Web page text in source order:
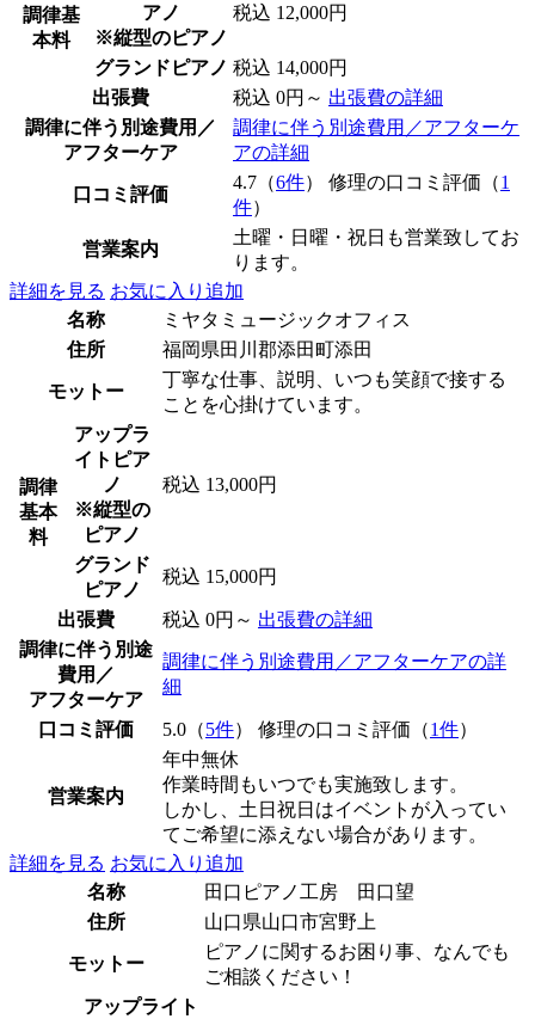
調律基
本料
アノ
※縦型のピアノ
税込 12,000円
グランドピアノ 税込 14,000円
出張費
税込 0円～ 出張費の詳細
調律に伴う別途費用／
アフターケア
調律に伴う別途費用／アフターケ
アの詳細
口コミ評価
4.7（6件） 修理の口コミ評価（1
件）
営業案内
土曜・日曜・祝日も営業致してお
ります。
詳細を見る お気に入り追加
名称
ミヤタミュージックオフィス
住所
福岡県田川郡添田町添田
モットー
丁寧な仕事、説明、いつも笑顔で接する
ことを心掛けています。
調律
基本
料
アップラ
イトピア
ノ
※縦型の
ピアノ
税込 13,000円
グランド
ピアノ
税込 15,000円
出張費 税込 0円～ 出張費の詳細
調律に伴う別途
費用／
アフターケア
調律に伴う別途費用／アフターケアの詳
細
口コミ評価 5.0（5件） 修理の口コミ評価（1件）
営業案内
年中無休
作業時間もいつでも実施致します。
しかし、土日祝日はイベントが入ってい
てご希望に添えない場合があります。
詳細を見る お気に入り追加
名称
田口ピアノ工房 田口望
住所
山口県山口市宮野上
モットー
ピアノに関するお困り事、なんでも
ご相談ください！
アップライト